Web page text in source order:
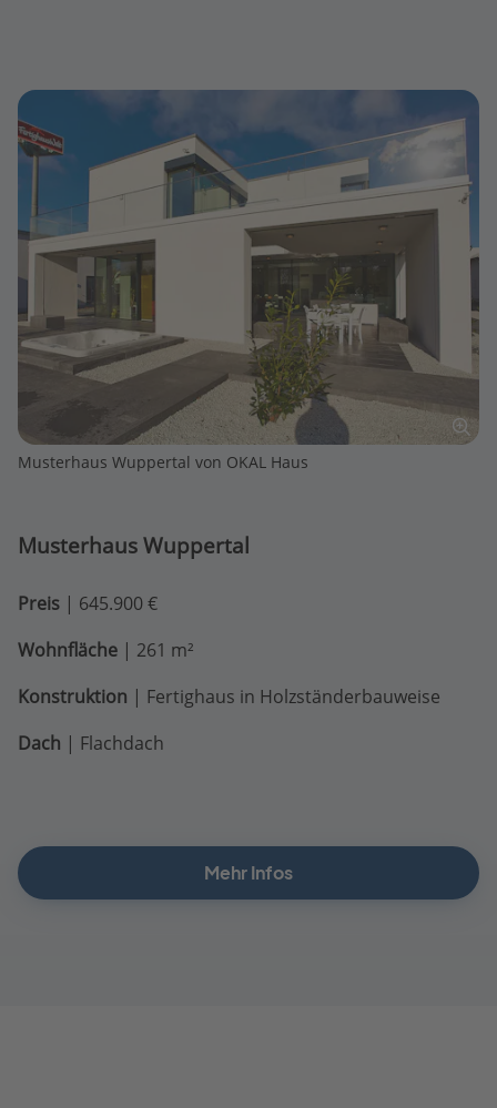
Musterhaus Wuppertal von OKAL Haus
Musterhaus Wuppertal
Preis | 645.900 €
Wohnfläche | 261 m²
Konstruktion | Fertighaus in Holzständerbauweise
Dach | Flachdach
Mehr Infos